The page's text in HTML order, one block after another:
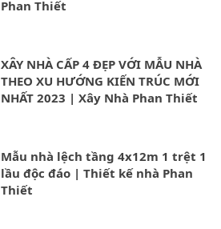
Phan Thiết
XÂY NHÀ CẤP 4 ĐẸP VỚI MẪU NHÀ
THEO XU HƯỚNG KIẾN TRÚC MỚI
NHẤT 2023 | Xây Nhà Phan Thiết
Mẫu nhà lệch tầng 4x12m 1 trệt 1
lầu độc đáo | Thiết kế nhà Phan
Thiết